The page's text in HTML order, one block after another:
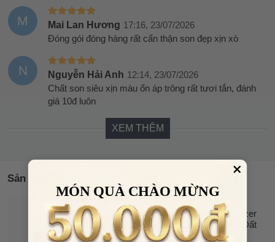
M Mai Lan Hương 17:16, 23/07/2026
Đóng gói đóng hàng rất cẩn thận son đẹp xịn xò
N Nguyễn Hải Anh 12:14, 23/07/2026
Chất son siêu xịn màu ổn áp trông rất tươi tắn, đánh
giá 10đ luôn
XEM THÊM
Sản phẩm tương tự
47%
OFF
Son Dưỡng Dior Addict Lip Maximizer
009 Intense Rosewood Màu Hồng Đất
(Không Hộp)
MÓN QUÀ CHÀO MỪNG